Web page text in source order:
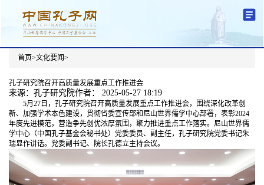
首页>文化要闻>
孔子研究院召开高质量发展重点工作推进会
来源：孔子研究院作者： 2025-05-27 18:19
5月27日，孔子研究院召开高质量发展重点工作推进会，围绕深化改革创
新、加强学术本色建设，贯彻省委宣传部和尼山世界儒学中心部署，表彰2024
年度先进模范，营造争先创优浓厚氛围，聚力推进重点工作落实。尼山世界儒
学中心（中国孔子基金会秘书处）党委委员、副主任，孔子研究院党委书记朱
瑞显作讲话。党委副书记、院长孔德立主持会议。